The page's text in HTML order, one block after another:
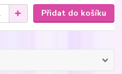
Přidat do košíku